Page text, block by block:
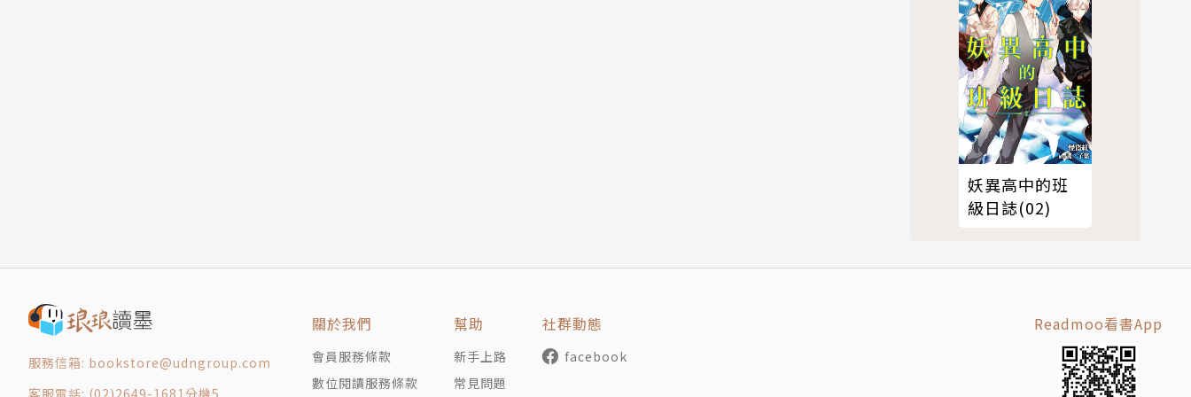
妖異高中的班
級日誌(02)
服務信箱: bookstore@udngroup.com
客服電話: (02)2649-1681分機5
關於我們
會員服務條款
數位閱讀服務條款
幫助
新手上路
常見問題
社群動態
facebook
Readmoo看書App